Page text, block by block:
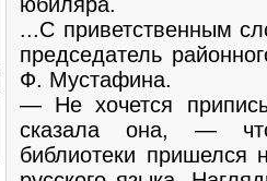
...С приветственным
председатель
Ф. Мустафина.
— Не хочется
сказала она, —
библиотеки пришелся